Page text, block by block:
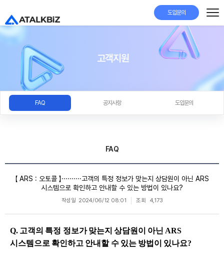
도입문의
고객지원
FAQ 공지사항 도입문의
FAQ
【 ARS : 오토콜 】··········고객의 특정 정보가 맞는지 상담원이 아닌 ARS
시스템으로 확인하고 안내할 수 있는 방법이 있나요?
작성일 2024/06/12 08:01 조회 4,173
Q. 고객의 특정 정보가 맞는지 상담원이 아닌 ARS
시스템으로 확인하고 안내할 수 있는 방법이 있나요?